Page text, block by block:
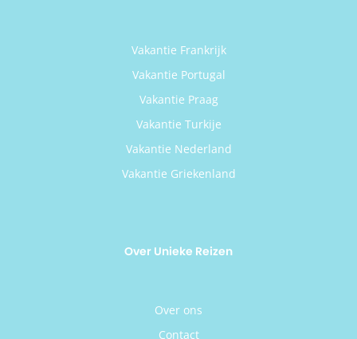
Vakantie Frankrijk
Vakantie Portugal
Vakantie Praag
Vakantie Turkije
Vakantie Nederland
Vakantie Griekenland
Over Unieke Reizen
Over ons
Contact